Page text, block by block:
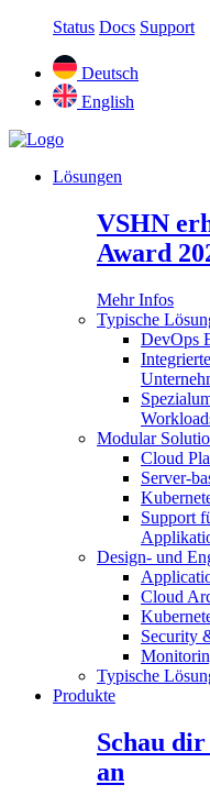
Status Docs Support
Deutsch
English
Lösungen
VSHN
Award
Mehr Infos
Typische
DevOps
Modular
Cloud
Server-
Support
Design- und
Cloud
Security
Typische
Produkte
Schau dir
an